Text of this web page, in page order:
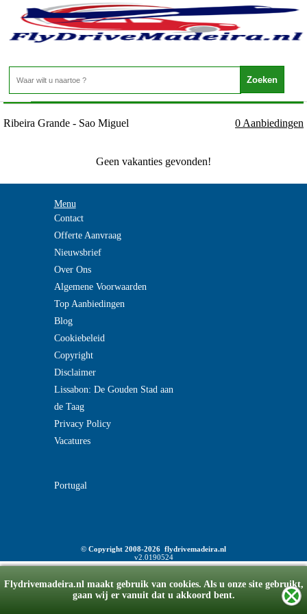
Flydrivemadeira.nl maakt gebruik van cookies. Als u onze site gebruikt,
gaan wij er vanuit dat u akkoord bent.
Portugal - Azoren - Ribeira Grande - Sao Miguel
Home>
Ribeira Grande - Sao Miguel 0 Aanbiedingen
Geen vakanties gevonden!
Menu
Contact
Offerte Aanvraag
Nieuwsbrief
Over Ons
Algemene Voorwaarden
Top Aanbiedingen
Blog
Cookiebeleid
Copyright
Disclaimer
Lissabon: De Gouden Stad aan
de Taag
Privacy Policy
Vacatures
Portugal
© Copyright 2008-2026 flydrivemadeira.nl
v2.0190524